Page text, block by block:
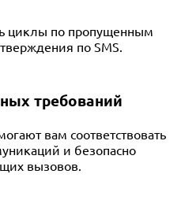
циклы по пропущенным
по SMS.
требований
вам соответствовать
и безопасно
вызовов.